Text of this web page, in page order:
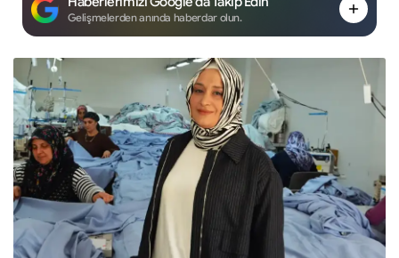
Gelişmelerden anında haberdar olun.